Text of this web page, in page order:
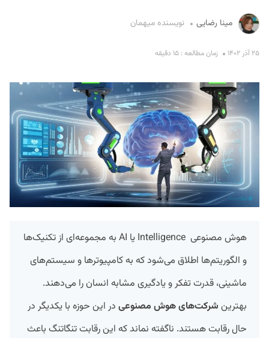
مینا رضایی نویسنده میهمان
۲۵ آذر ۱۴۰۲ زمان مطالعه : ۱۵ دقیقه
هوش مصنوعی Intelligence یا AI به مجموعه‌ای از تکنیک‌ها
و الگوریتم‌ها اطلاق می‌شود که به کامپیوترها و سیستم‌های
ماشینی، قدرت تفکر و یادگیری مشابه انسان را می‌دهند.
بهترین شرکت‌های هوش مصنوعی در این حوزه با یکدیگر در
حال رقابت هستند. ناگفته نماند که این رقابت تنگاتنگ باعث